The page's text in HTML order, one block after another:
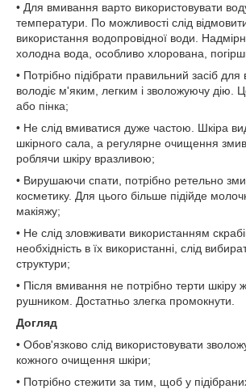
• Для вмивання варто використовувати
температури. По можливості слід
використання водопровідної води.
холодна вода, особливо хлорована,
• Потрібно підібрати правильний засіб
володіє м'яким, легким і зволожуючу дію.
або пінка;
• Не слід вмиватися дуже частою. Шкіра
шкірного сала, а регулярне очищення
роблячи шкіру вразливою;
• Вирушаючи спати, потрібно ретельно
косметику. Для цього більше підійде
макіяжу;
• Не слід зловживати використанням
необхідність в їх використанні, слід
структури;
• Після вмивання не потрібно терти шкіру
рушником. Достатньо злегка промокнути.
Догляд
• Обов'язково слід використовувати
кожного очищення шкіри;
• Потрібно стежити за тим, щоб у